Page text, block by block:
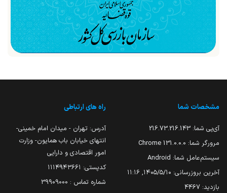
مشخصات شما
آی‌پی شما: 216.73.216.143
مرورگر شما: 131.0.0.0 Chrome
سیستم‌عامل شما: Android
آخرین بروزرسانی: ۱۴۰۵/۵/۱۰, ۱۱:۱۶
بازدید: 4467
راه های ارتباطی
آدرس: تهران - میدان امام خمینی-
انتهای خیابان باب همایون- وزارت
امور اقتصادی و دارایی
کدپستی: ۱۱۱۴۹۴۳۶۶۱
شماره تماس : 39909000